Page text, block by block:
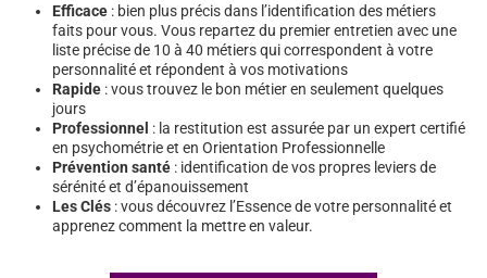
Efficace : bien plus précis dans l’identification des métiers
faits pour vous. Vous repartez du premier entretien avec une
liste précise de 10 à 40 métiers qui correspondent à votre
personnalité et répondent à vos motivations
Rapide : vous trouvez le bon métier en seulement quelques
jours
Professionnel : la restitution est assurée par un expert certifié
en psychométrie et en Orientation Professionnelle
Prévention santé : identification de vos propres leviers de
sérénité et d’épanouissement
Les Clés : vous découvrez l’Essence de votre personnalité et
apprenez comment la mettre en valeur.